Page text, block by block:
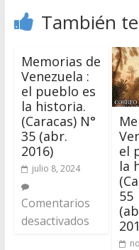
También
Memorias de
Venezuela :
el pueblo es
la historia.
(Caracas) N°
35 (abr.
2016)
julio 8, 2024
Comentarios
desactivados
el
la
55